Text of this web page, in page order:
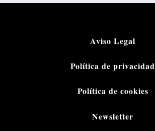
Aviso Legal
Política de privacidad
Política de cookies
Newsletter